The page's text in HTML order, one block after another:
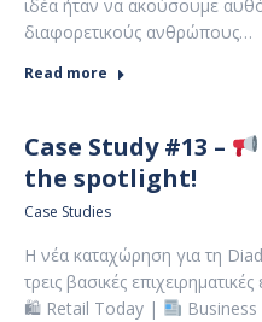
ιδέα ήταν να ακούσουμε
διαφορετικούς ανθρώπους…
Read more
Case Study #13 –
the spotlight!
Case Studies
Η νέα καταχώρηση για τη
τρεις βασικές επιχειρηματικές
🛍 Retail Today |